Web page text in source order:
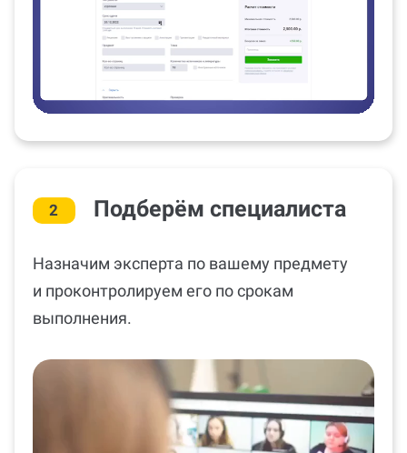
2 Подберём специалиста
Назначим эксперта по вашему предмету
и проконтролируем его по срокам
выполнения.